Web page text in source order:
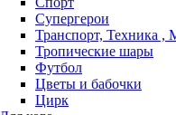
Супергерои
Транспорт, Техника
Тропические шары
Футбол
Цветы и бабочки
Цирк